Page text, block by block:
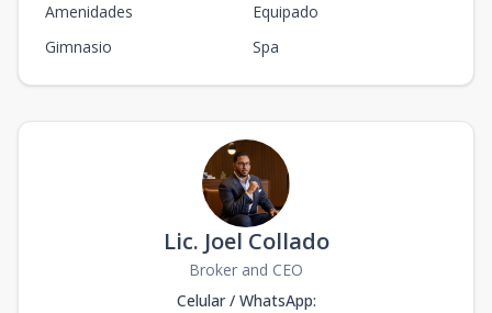
Amenidades
Equipado
Gimnasio
Spa
Lic. Joel Collado
Broker and CEO
Celular / WhatsApp: